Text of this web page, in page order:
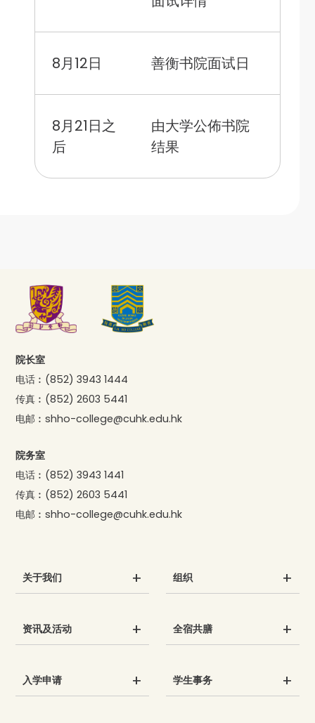
8月12日 善衡书院面试日
8月21日之
后
由大学公佈书院
结果
院长室
电话︰ (852) 3943 1444
传真︰ (852) 2603 5441
电邮︰shho-college@cuhk.edu.hk
院务室
电话︰ (852) 3943 1441
传真︰ (852) 2603 5441
电邮︰shho-college@cuhk.edu.hk
关于我们 组织
资讯及活动 全宿共膳
入学申请 学生事务